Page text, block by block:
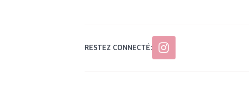
RESTEZ CONNECTÉ: